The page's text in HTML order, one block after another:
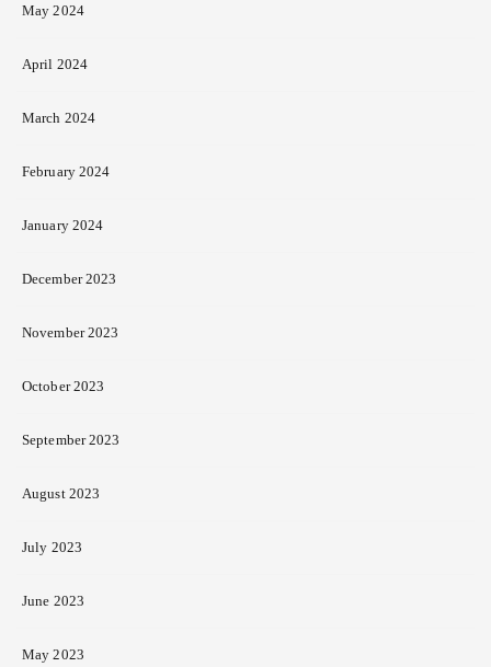
May 2024
April 2024
March 2024
February 2024
January 2024
December 2023
November 2023
October 2023
September 2023
August 2023
July 2023
June 2023
May 2023